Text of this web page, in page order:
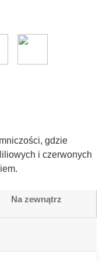
gdzie
i czerwonych
Na zewnątrz